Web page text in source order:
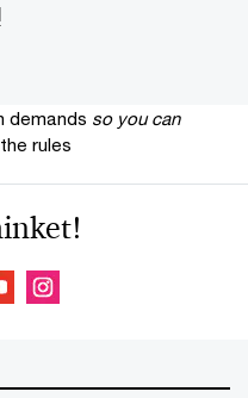
demands so you can
rules